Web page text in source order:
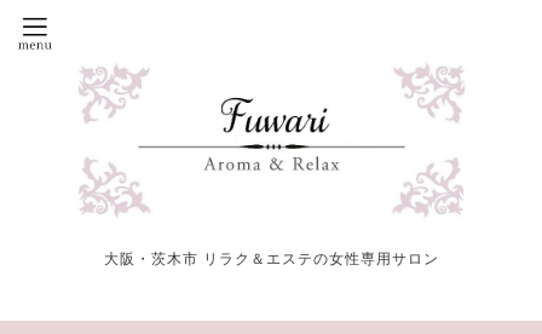
大阪・茨木市 リラク＆エステの女性専用サロン